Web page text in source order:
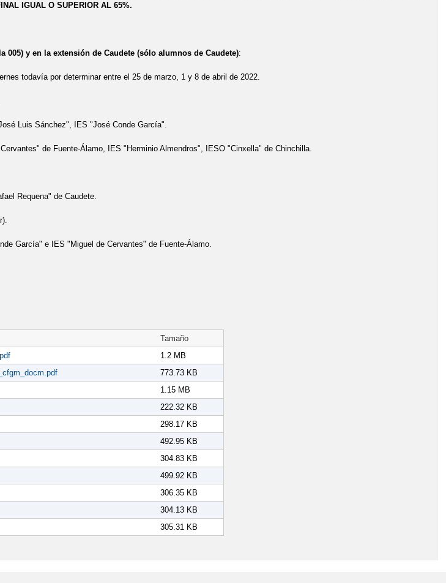
IGUAL O SUPERIOR AL 65%.
005) y en la extensión de Caudete (sólo alumnos de Caudete):
todavía por determinar entre el 25 de marzo, 1 y 8 de abril de 2022.
IES "José Conde García".
Fuente-Álamo, IES "Herminio Almendros", IESO "Cinxella" de Chinchilla.
de Caudete.
e IES "Miguel de Cervantes" de Fuente-Álamo.
Tamaño
1.2 MB
773.73 KB
1.15 MB
222.32 KB
298.17 KB
492.95 KB
304.83 KB
499.92 KB
306.35 KB
304.13 KB
305.31 KB